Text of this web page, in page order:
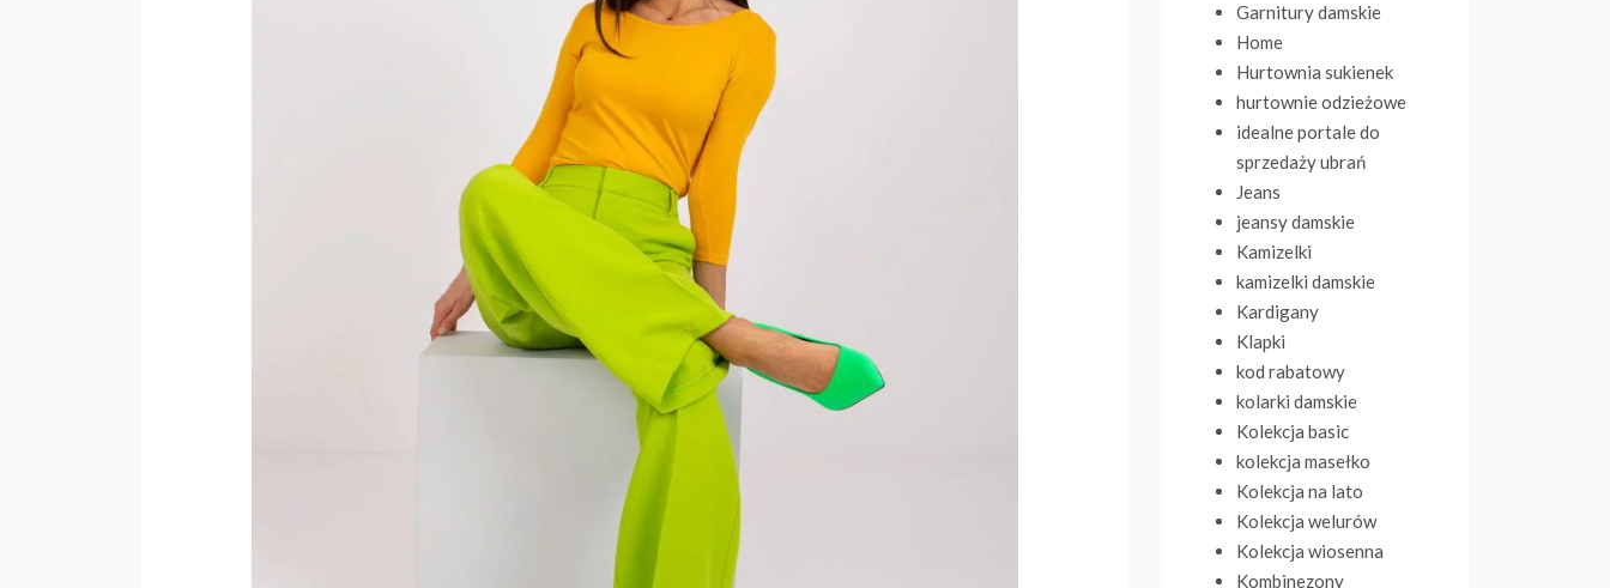
Garnitury damskie
Home
Hurtownia sukienek
hurtownie odzieżowe
idealne portale do
sprzedaży ubrań
Jeans
jeansy damskie
Kamizelki
kamizelki damskie
Kardigany
Klapki
kod rabatowy
kolarki damskie
Kolekcja basic
kolekcja masełko
Kolekcja na lato
Kolekcja welurów
Kolekcja wiosenna
Kombinezony